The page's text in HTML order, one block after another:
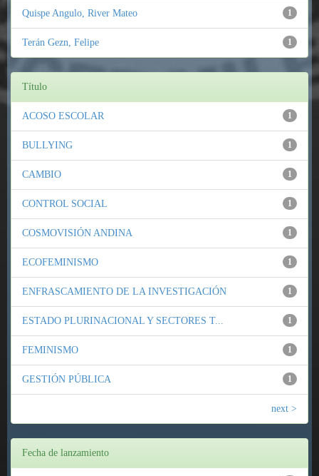
1
Quispe Angulo, River Mateo
1
Terán Gezn, Felipe
Título
1
ACOSO ESCOLAR
1
BULLYING
1
CAMBIO
1
CONTROL SOCIAL
1
COSMOVISIÓN ANDINA
1
ECOFEMINISMO
1
ENFRASCAMIENTO DE LA INVESTIGACIÓN
1
ESTADO PLURINACIONAL Y SECTORES T...
1
FEMINISMO
1
GESTIÓN PÚBLICA
next >
Fecha de lanzamiento